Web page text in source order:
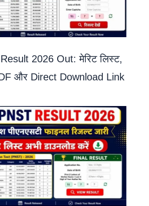
2026 Out: मेरिट लिस्ट,
और Direct Download Link